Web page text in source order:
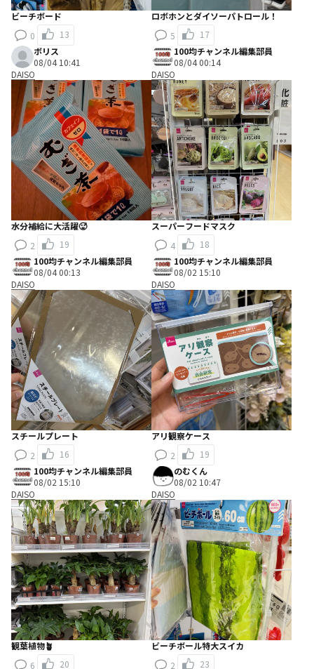
ビーチボード
0
13
ロボホンとダイソーパトロール！
5
17
ボリス
08/04 10:41
DAISO
水分補給に大活躍🥵
2
19
100均チャンネル編集部員
08/04 00:14
DAISO
スーパーフードマスク
4
18
100均チャンネル編集部員
08/04 00:13
DAISO
スチールプレート
2
16
100均チャンネル編集部員
08/02 15:10
DAISO
アリ観察ケース
2
19
100均チャンネル編集部員
08/02 15:10
DAISO
観葉植物🪴
6
20
のむくん
08/02 10:47
DAISO
ビーチボール特大スイカ
2
23